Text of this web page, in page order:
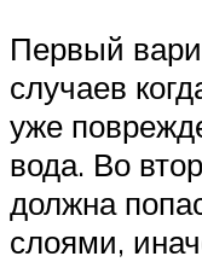
Первый
случаев
уже
вода. Во
должна
слоями,